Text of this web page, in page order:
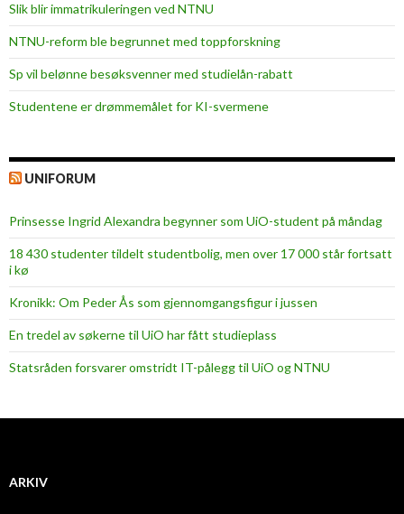
Slik blir immatrikuleringen ved NTNU
NTNU-reform ble begrunnet med toppforskning
Sp vil belønne besøksvenner med studielån-rabatt
Studentene er drømmemålet for KI-svermene
UNIFORUM
Prinsesse Ingrid Alexandra begynner som UiO-student på måndag
18 430 studenter tildelt studentbolig, men over 17 000 står fortsatt
i kø
Kronikk: Om Peder Ås som gjennomgangsfigur i jussen
En tredel av søkerne til UiO har fått studieplass
Statsråden forsvarer omstridt IT-pålegg til UiO og NTNU
ARKIV